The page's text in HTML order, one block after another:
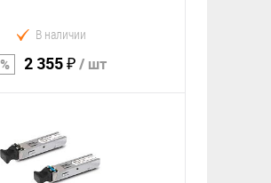
В наличии
2 355 ₽/ шт
В корзину